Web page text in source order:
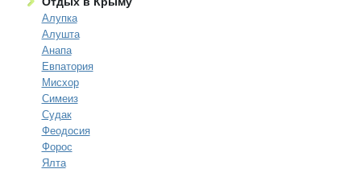
Алупка
Алушта
Анапа
Евпатория
Мисхор
Симеиз
Судак
Феодосия
Форос
Ялта